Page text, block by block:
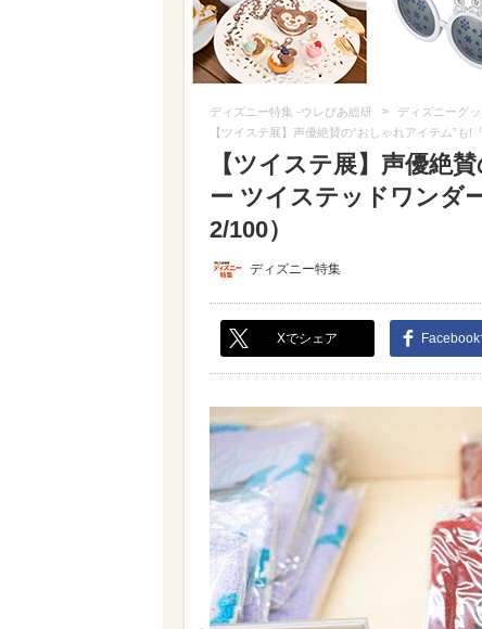
ディズニー特集 -ウレぴあ総研 > ディズニーグ
【ツイステ展】声優絶賛の“おしゃれアイテム”も
【ツイステ展】声優絶
ー ツイステッドワンダ
2/100）
ディズニー特集
Xでシェア